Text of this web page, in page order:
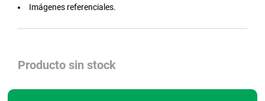
imágenesImágenes referenciales.
Producto sin stock